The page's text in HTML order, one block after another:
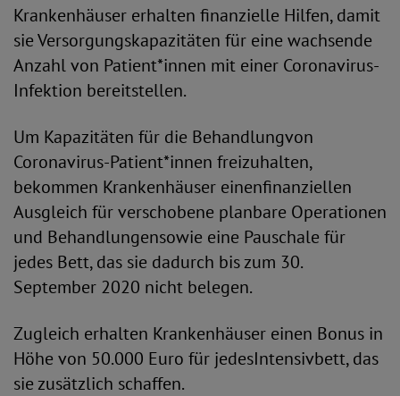
Krankenhäuser erhalten finanzielle Hilfen, damit
sie Versorgungskapazitäten für eine wachsende
Anzahl von Patient*innen mit einer Coronavirus-
Infektion bereitstellen.
Um Kapazitäten für die Behandlungvon
Coronavirus-Patient*innen freizuhalten,
bekommen Krankenhäuser einenfinanziellen
Ausgleich für verschobene planbare Operationen
und Behandlungensowie eine Pauschale für
jedes Bett, das sie dadurch bis zum 30.
September 2020 nicht belegen.
Zugleich erhalten Krankenhäuser einen Bonus in
Höhe von 50.000 Euro für jedesIntensivbett, das
sie zusätzlich schaffen.